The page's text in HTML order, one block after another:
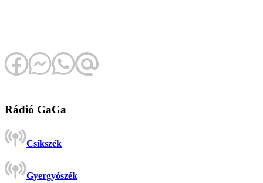
Rádió GaGa
Csíkszék
Gyergyószék